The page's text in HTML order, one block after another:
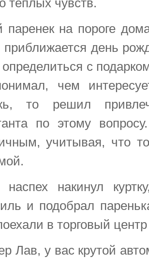
теплых чувств.
паренек на пороге
приближается день
с
чем
то решил
по этому
учитывая, что
наспех накинул
и подобрал
в торговый
Лав, у вас крутой